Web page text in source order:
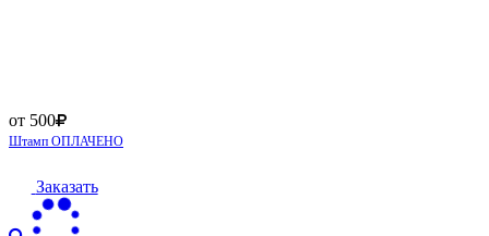
от 500
Штамп ОПЛАЧЕНО
Заказать